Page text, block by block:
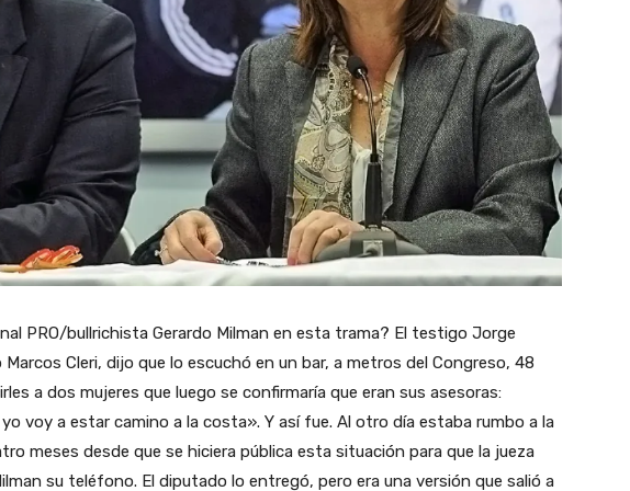
PRO/bullrichista Gerardo Milman en esta trama? El testigo Jorge
Cleri, dijo que lo escuchó en un bar, a metros del Congreso, 48
a dos mujeres que luego se confirmaría que eran sus asesoras:
voy a estar camino a la costa». Y así fue. Al otro día estaba rumbo a la
meses desde que se hiciera pública esta situación para que la jueza
su teléfono. El diputado lo entregó, pero era una versión que salió a